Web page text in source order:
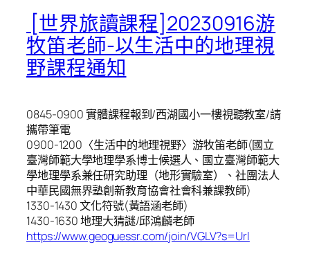
[世界旅讀課程]20230916游
牧笛老師-以生活中的地理視
野課程通知
0845-0900 實體課程報到/西湖國小一樓視聽教室/請
攜帶筆電
0900-1200〈生活中的地理視野〉游牧笛老師(國立
臺灣師範大學地理學系博士候選人、國立臺灣師範大
學地理學系兼任研究助理（地形實驗室）、社團法人
中華民國無界塾創新教育協會社會科兼課教師)
1330-1430 文化符號(黃語涵老師)
1430-1630 地理大猜謎/邱鴻麟老師
https://www.geoguessr.com/join/VGLV?s=Url